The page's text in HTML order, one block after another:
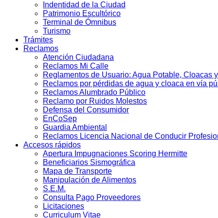
Indentidad de la Ciudad
Patrimonio Escultórico
Terminal de Ómnibus
Turismo
Trámites
Reclamos
Atención Ciudadana
Reclamos Mi Calle
Reglamentos de Usuario: Agua Potable, Cloacas
Reclamos por pérdidas de agua y cloaca en vía
Reclamos Alumbrado Público
Reclamo por Ruidos Molestos
Defensa del Consumidor
EnCoSep
Guardia Ambiental
Reclamos Licencia Nacional de Conducir
Accesos rápidos
Apertura Impugnaciones Scoring Hermitte
Beneficiarios Sismográfica
Mapa de Transporte
Manipulación de Alimentos
S.E.M.
Consulta Pago Proveedores
Licitaciones
Curriculum Vitae